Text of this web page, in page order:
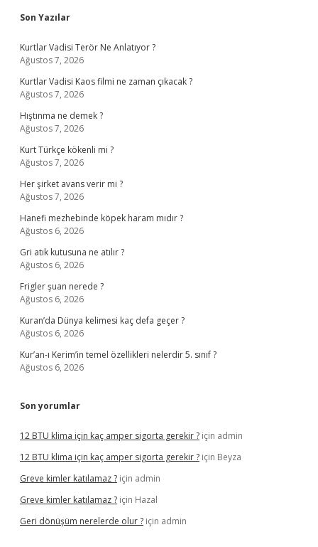
Sidebar
Son Yazılar
Kurtlar Vadisi Terör Ne Anlatıyor ?
Ağustos 7, 2026
Kurtlar Vadisi Kaos filmi ne zaman çıkacak ?
Ağustos 7, 2026
Hıştınma ne demek ?
Ağustos 7, 2026
Kurt Türkçe kökenli mi ?
Ağustos 7, 2026
Her şirket avans verir mi ?
Ağustos 7, 2026
Hanefi mezhebinde köpek haram mıdır ?
Ağustos 6, 2026
Gri atık kutusuna ne atılır ?
Ağustos 6, 2026
Frigler şuan nerede ?
Ağustos 6, 2026
Kuran’da Dünya kelimesi kaç defa geçer ?
Ağustos 6, 2026
Kur’an-ı Kerim’in temel özellikleri nelerdir 5. sınıf ?
Ağustos 6, 2026
Son yorumlar
12 BTU klima için kaç amper sigorta gerekir ? için admin
12 BTU klima için kaç amper sigorta gerekir ? için Beyza
Greve kimler katılamaz ? için admin
Greve kimler katılamaz ? için Hazal
Geri dönüşüm nerelerde olur ? için admin